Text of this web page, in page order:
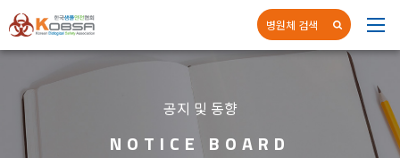
병원체 검색
네
공지 및 동향
NOTICE BOARD